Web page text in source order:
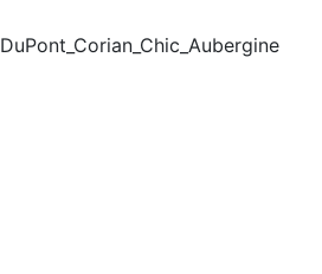
DuPont_Corian_Chic_Aubergine